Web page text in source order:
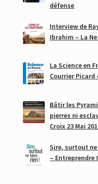
défense
Interview de
Ibrahim – La
La Science en
Courrier Picard
Bâtir les
pierres ni
Croix 23 Mai
Sire, surtout
– Entreprendre